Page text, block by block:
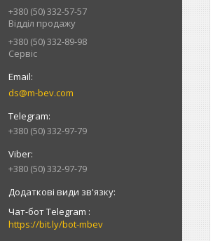
+380 (50) 332-57-57
Відділ продажу
+380 (50) 332-89-98
Сервіс
ds@m-bev.com
+380 (50) 332-97-79
+380 (50) 332-97-79
Чат-бот Telegram
https://bit.ly/bot-mbev